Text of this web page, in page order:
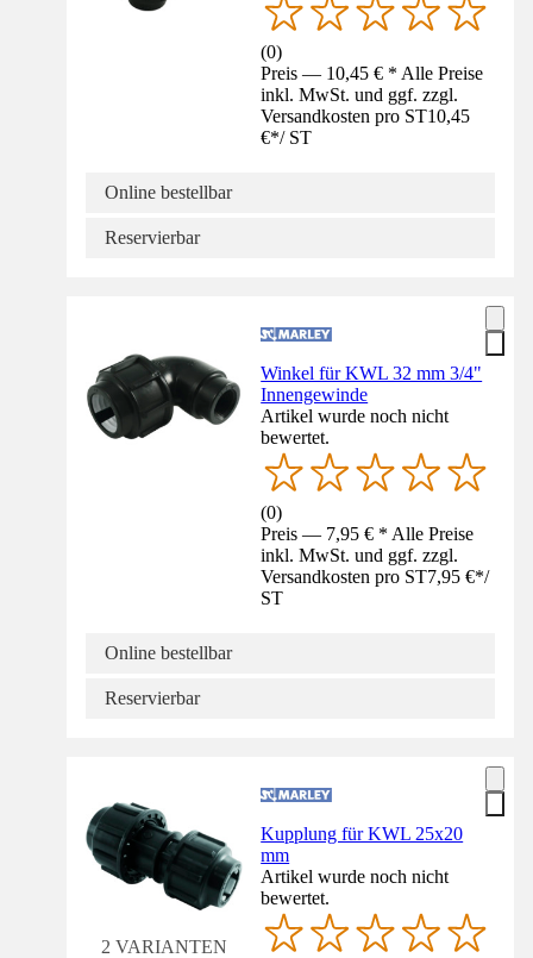
(0)
Preis — 10,45 € * Alle Preise
inkl. MwSt. und ggf. zzgl.
Versandkosten pro ST10,45
€*/ ST
Online bestellbar
Reservierbar
Winkel für KWL 32 mm 3/4"
Innengewinde
Artikel wurde noch nicht
bewertet.
(0)
Preis — 7,95 € * Alle Preise
inkl. MwSt. und ggf. zzgl.
Versandkosten pro ST7,95 €*/
ST
Online bestellbar
Reservierbar
2 VARIANTEN
Kupplung für KWL 25x20
mm
Artikel wurde noch nicht
bewertet.